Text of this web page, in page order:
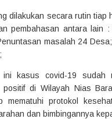
dilakukan secara rutin tiap
pembahasan antara lain
masalah 24
ini kasus covid-19
positif di Wilayah Nias
mematuhi protokol
dan bimbingannya